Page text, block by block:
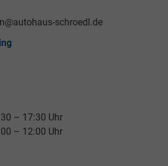
schroedl.de
– 17:30 Uhr
– 12:00 Uhr